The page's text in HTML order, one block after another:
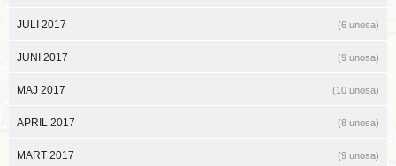
JULI 2017 (6 unosa)
JUNI 2017 (9 unosa)
MAJ 2017 (10 unosa)
APRIL 2017 (8 unosa)
MART 2017 (9 unosa)